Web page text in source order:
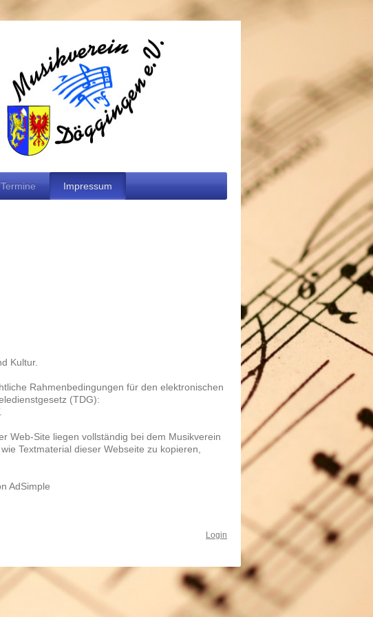
Termine Impressum
Kultur.
Rahmenbedingungen für den elektronischen
(TDG):
Web-Site liegen vollständig bei dem Musikverein
Textmaterial dieser Webseite zu kopieren,
AdSimple
Login